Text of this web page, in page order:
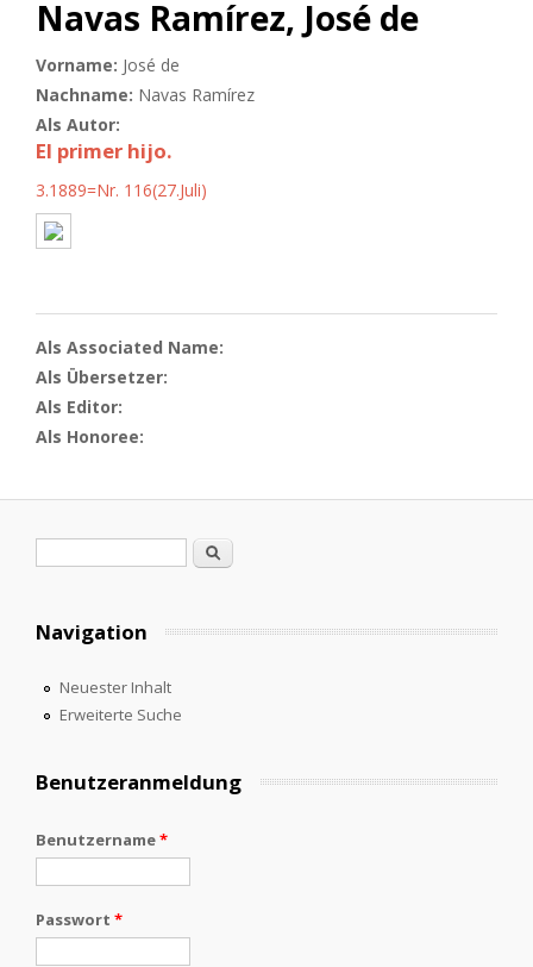
Navas Ramírez, José de
Vorname: José de
Nachname: Navas Ramírez
Als Autor:
El primer hijo.
3.1889=Nr. 116(27.Juli)
Als Associated Name:
Als Übersetzer:
Als Editor:
Als Honoree:
Suche
Navigation
Neuester Inhalt
Erweiterte Suche
Benutzeranmeldung
Benutzername*
Passwort *